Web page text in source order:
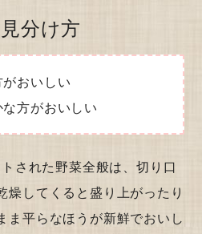
分け方
おいしい
方がおいしい
された野菜全般は、切り口
燥してくると盛り上がったり
ま平らなほうが新鮮でおいし